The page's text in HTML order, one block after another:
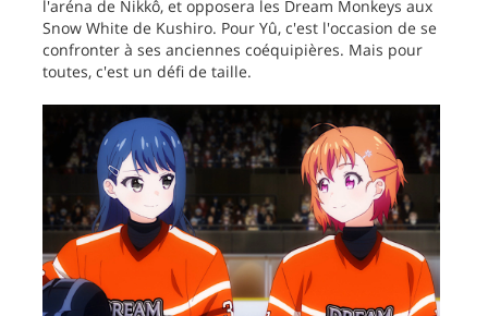
l'aréna de Nikkô, et opposera les Dream Monkeys aux
Snow White de Kushiro. Pour Yû, c'est l'occasion de se
confronter à ses anciennes coéquipières. Mais pour
toutes, c'est un défi de taille.